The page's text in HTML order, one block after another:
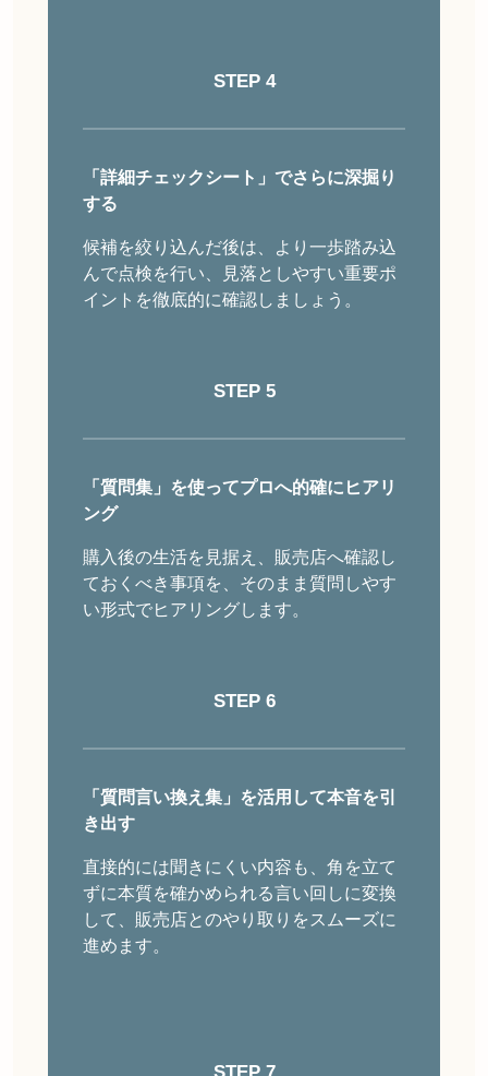
STEP 4
「詳細チェックシート」でさらに深掘り
する
候補を絞り込んだ後は、より一歩踏み込
んで点検を行い、見落としやすい重要ポ
イントを徹底的に確認しましょう。
STEP 5
「質問集」を使ってプロへ的確にヒアリ
ング
購入後の生活を見据え、販売店へ確認し
ておくべき事項を、そのまま質問しやす
い形式でヒアリングします。
STEP 6
「質問言い換え集」を活用して本音を引
き出す
直接的には聞きにくい内容も、角を立て
ずに本質を確かめられる言い回しに変換
して、販売店とのやり取りをスムーズに
進めます。